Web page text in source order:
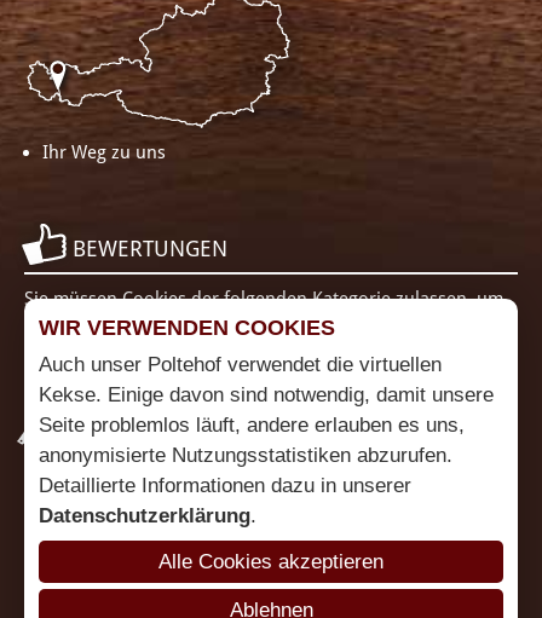
Ihr Weg zu uns
BEWERTUNGEN
Sie müssen Cookies der folgenden Kategorie zulassen, um
diesen Inhalt zu sehen: Funktionalität
ändern
PARTNER
WIR VERWENDEN COOKIES
Auch unser Poltehof verwendet die virtuellen
Kekse. Einige davon sind notwendig, damit unsere
Seite problemlos läuft, andere erlauben es uns,
anonymisierte Nutzungsstatistiken abzurufen.
Detaillierte Informationen dazu in unserer
Datenschutzerklärung.
Alle Cookies akzeptieren
Ablehnen